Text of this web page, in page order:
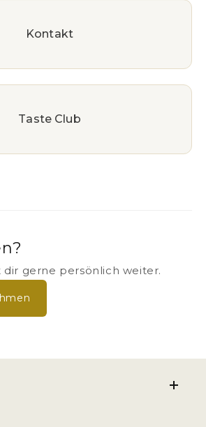
Kontakt
Taste Club
dir gerne persönlich weiter.